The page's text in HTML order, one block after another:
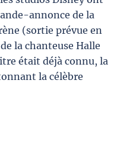
annonce de la
(sortie prévue en
la chanteuse Halle
était déjà connu, la
la célèbre